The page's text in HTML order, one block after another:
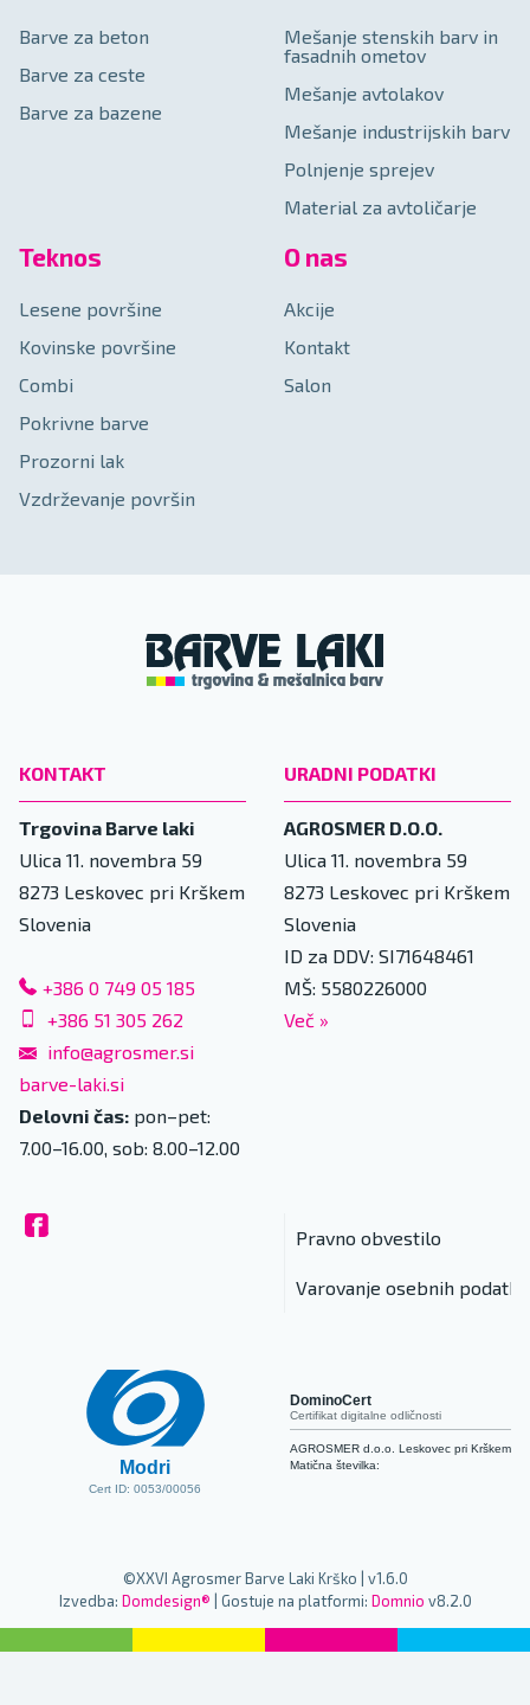
Barve za beton
Barve za ceste
Barve za bazene
Mešanje stenskih barv in
fasadnih ometov
Mešanje avtolakov
Mešanje industrijskih barv
Polnjenje sprejev
Material za avtoličarje
Teknos
Lesene površine
Kovinske površine
Combi
Pokrivne barve
Prozorni lak
Vzdrževanje površin
O nas
Akcije
Kontakt
Salon
KONTAKT
Trgovina Barve laki
Ulica 11. novembra 59
8273 Leskovec pri Krškem
Slovenia
+386 0 749 05 185
+386 51 305 262
info@agrosmer.si
barve-laki.si
Delovni čas: pon–pet:
7.00–16.00, sob: 8.00–12.00
URADNI PODATKI
AGROSMER D.O.O.
Ulica 11. novembra 59
8273 Leskovec pri Krškem
Slovenia
ID za DDV: SI71648461
MŠ: 5580226000
Več »
Pravno obvestilo
Varovanje osebnih
Modri
Cert ID: 0053/00056
DominoCert
Certifikat digitalne odličnosti
AGROSMER d.o.o. Leskovec pri Krškem
Matična številka:
©XXVI Agrosmer Barve Laki Krško | v1.6.0
Izvedba: Domdesign® | Gostuje na platformi: Domnio v8.2.0